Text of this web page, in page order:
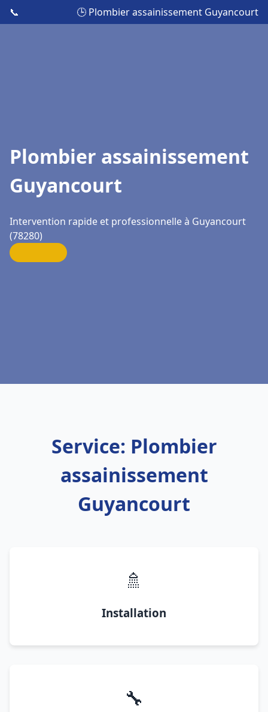
📞 🕒 Plombier assainissement Guyancourt
Plombier assainissement
Guyancourt
Intervention rapide et professionnelle à Guyancourt
(78280)
Service: Plombier
assainissement
Guyancourt
🚿
Installation
🔧